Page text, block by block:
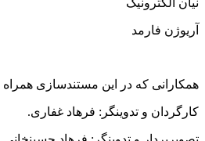
آریوژن فارمد
همکارانی که در این مستندسازی همراه
کارگردان و تدوینگر: فرهاد غفاری.